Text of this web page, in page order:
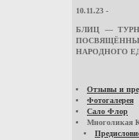
10.11.23 -
БЛИЦ —
НАРОДНОГО
Отзывы и
Фотогалерея
Сало Флор
Многоликая